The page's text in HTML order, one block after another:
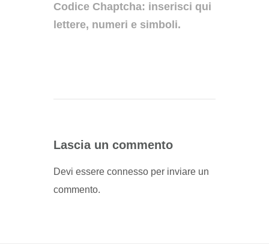
Codice Chaptcha: inserisci qui
lettere, numeri e simboli.
Lascia un commento
Devi essere connesso per inviare un
commento.